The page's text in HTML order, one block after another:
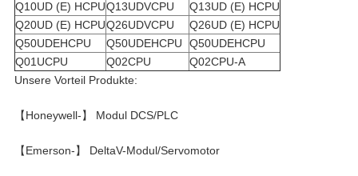
Q10UD (E) HCPUQ13UDVCPU
Q13UD (E) HCPU
Q20UD (E) HCPUQ26UDVCPU
Q26UD (E) HCPU
Q50UDEHCPU
Q50UDEHCPU
Q50UDEHCPU
Q01UCPU
Q02CPU
Q02CPU-A
Unsere Vorteil Produkte:
【Honeywell-】 Modul DCS/PLC
【Emerson-】 DeltaV-Modul/Servomotor